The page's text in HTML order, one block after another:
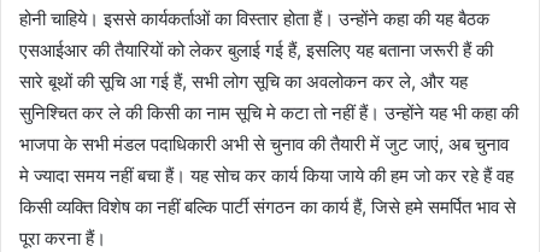
होनी चाहिये। इससे कार्यकर्ताओं का विस्तार होता हैं। उन्होंने कहा की यह बैठक
एसआईआर की तैयारियों को लेकर बुलाई गई हैं, इसलिए यह बताना जरूरी हैं की
सारे बूथों की सूचि आ गई हैं, सभी लोग सूचि का अवलोकन कर ले, और यह
सुनिश्चित कर ले की किसी का नाम सूचि मे कटा तो नहीं हैं। उन्होंने यह भी कहा की
भाजपा के सभी मंडल पदाधिकारी अभी से चुनाव की तैयारी में जुट जाएं, अब चुनाव
मे ज्यादा समय नहीं बचा हैं। यह सोच कर कार्य किया जाये की हम जो कर रहे हैं वह
किसी व्यक्ति विशेष का नहीं बल्कि पार्टी संगठन का कार्य हैं, जिसे हमे समर्पित भाव से
पूरा करना हैं।